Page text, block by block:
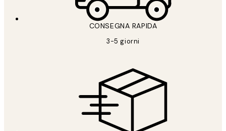
CONSEGNA RAPIDA
3-5 giorni